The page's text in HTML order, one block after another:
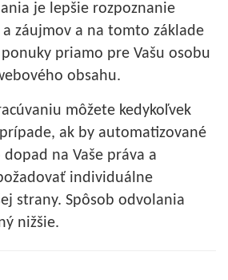
je lepšie rozpoznanie
záujmov a na tomto základe
priamo pre Vašu osobu
obsahu.
môžete kedykoľvek
ak by automatizované
na Vaše práva a
individuálne
strany. Spôsob odvolania
nižšie.